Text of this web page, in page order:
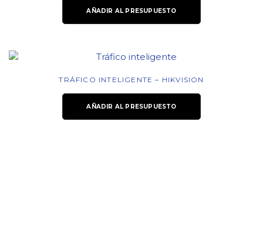
AÑADIR AL PRESUPUESTO
TRÁFICO INTELIGENTE – HIKVISION
AÑADIR AL PRESUPUESTO